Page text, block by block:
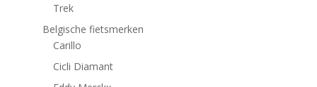
Trek
Belgische fietsmerken
Carillo
Cicli Diamant